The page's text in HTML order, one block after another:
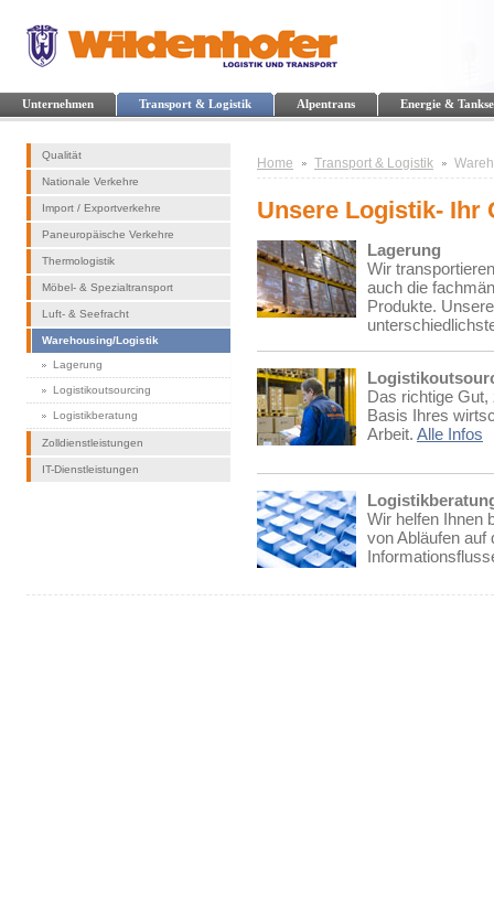
Unternehmen Transport & Logistik Alpentrans Energie &
Qualität
Nationale Verkehre
Import / Exportverkehre
Paneuropäische Verkehre
Thermologistik
Möbel- & Spezialtransport
Luft- & Seefracht
Warehousing/Logistik
Lagerung
Logistikoutsourcing
Logistikberatung
Zolldienstleistungen
IT-Dienstleistungen
Home Transport & Logistik
Unsere Logistik- Ihr
Lagerung
Wir
auch die
Produkte.
Das richtige
Basis Ihres
Arbeit. Alle Infos
Wir helfen Ihnen
von Abläufen auf